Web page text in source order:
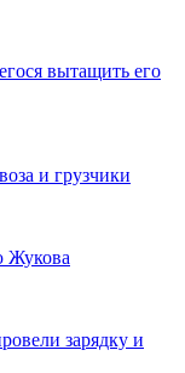
вытащить его
и грузчики
Жукова
зарядку и